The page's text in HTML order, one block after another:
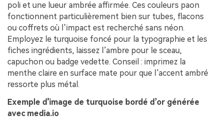
poli et une lueur ambrée affirmée. Ces couleurs paon
fonctionnent particulièrement bien sur tubes, flacons
ou coffrets où l’impact est recherché sans néon.
Employez le turquoise foncé pour la typographie et les
fiches ingrédients, laissez l’ambre pour le sceau,
capuchon ou badge vedette. Conseil : imprimez la
menthe claire en surface mate pour que l’accent ambré
ressorte plus métal.
Exemple d'image de turquoise bordé d’or générée
avec media.io